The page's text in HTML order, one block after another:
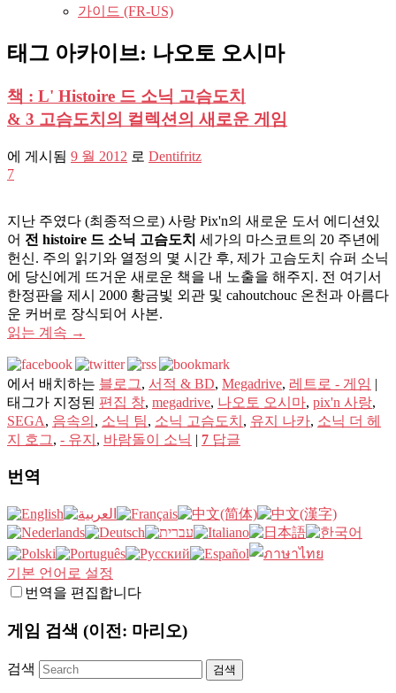
가이드 (FR-US)
태그 아카이브: 나오토 오시마
책 : L' Histoire 드 소닉 고슴도치
& 3 고슴도치의 컬렉션의 새로운 게임
에 게시됨 9 월 2012 로 Dentifritz
7
지난 주였다 (최종적으로) 사랑 Pix'n의 새로운 도서 에디션있
어 전 histoire 드 소닉 고슴도치 세가의 마스코트의 20 주년에
헌신. 주의 읽기와 열정의 몇 시간 후, 제가 고슴도치 슈퍼 소닉
에 당신에게 뜨거운 새로운 책을 내 노출을 해주지. 전 여기서
한정판을 제시 2000 황금빛 외관 및 cahoutchouc 온천과 아름다
운 커버로 장식되어 사본.
읽는 계속 →
에서 배치하는 블로그, 서적 & BD, Megadrive, 레트로 - 게임 |
태그가 지정된 편집 창, megadrive, 나오토 오시마, pix'n 사랑,
SEGA, 음속의 , 소닉 팀, 소닉 고슴도치 , 유지 나카, 소닉 더 헤
지 호그, - 유지 , 바람돌이 소닉 | 7 답글
번역
기본 언어로 설정
번역을 편집합니다
게임 검색 (이전: 마리오)
검색